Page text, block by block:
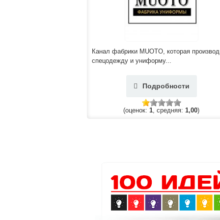
Канал фабрики MUOTO, которая
спецодежду и униформу...
Подробности
(оценок: 1, средняя: 1,00)